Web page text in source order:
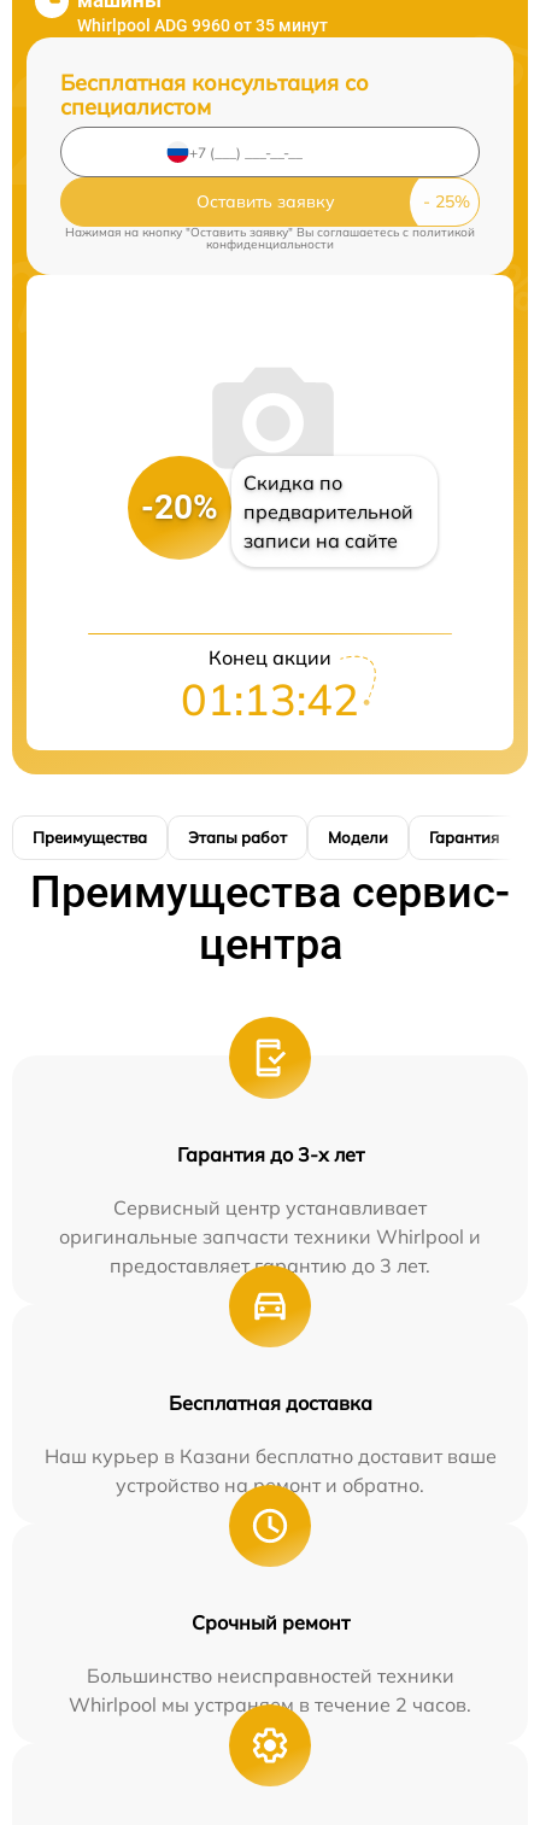
Whirlpool ADG 9960 от 35 минут
Бесплатная консультация со
специалистом
Оставить заявку
Нажимая на кнопку "Оставить заявку" Вы соглашаетесь c политикой
конфиденциальности
-20%
Скидка по
предварительной
записи на сайте
Конец акции
01:13:41
Преимущества Этапы работ Модели Гарантия
Преимущества сервис-
центра
Гарантия до 3-х лет
Сервисный центр устанавливает
оригинальные запчасти техники Whirlpool и
предоставляет гарантию до 3 лет.
Бесплатная доставка
Наш курьер в Казани бесплатно доставит ваше
устройство на ремонт и обратно.
Срочный ремонт
Большинство неисправностей техники
Whirlpool мы устраняем в течение 2 часов.